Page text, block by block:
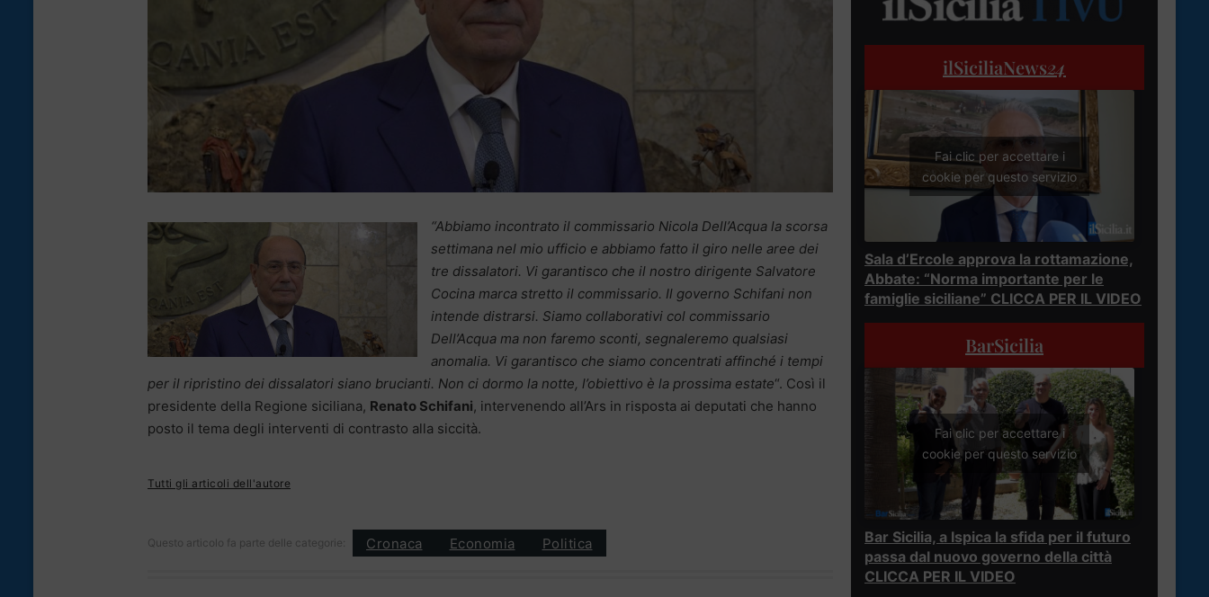
“Abbiamo incontrato il commissario Nicola Dell’Acqua la scorsa
settimana nel mio ufficio e abbiamo fatto il giro nelle aree dei
tre dissalatori. Vi garantisco che il nostro dirigente Salvatore
Cocina marca stretto il commissario. Il governo Schifani non
intende distrarsi. Siamo collaborativi col commissario
Dell’Acqua ma non faremo sconti, segnaleremo qualsiasi
anomalia. Vi garantisco che siamo concentrati affinché i tempi
per il ripristino dei dissalatori siano brucianti. Non ci dormo la notte, l’obiettivo è la prossima estate“. Così il
presidente della Regione siciliana, Renato Schifani, intervenendo all’Ars in risposta ai deputati che hanno
posto il tema degli interventi di contrasto alla siccità.
Tutti gli articoli dell'autore
Questo articolo fa parte delle categorie: Cronaca Economia Politica
ilSiciliaNews24
Fai clic per accettare i
cookie per questo servizio
Sala d’Ercole approva la rottamazione,
Abbate: “Norma importante per le
famiglie siciliane” CLICCA PER IL VIDEO
BarSicilia
Fai clic per accettare i
cookie per questo servizio
Bar Sicilia, a Ispica la sfida per il futuro
passa dal nuovo governo della città
CLICCA PER IL VIDEO